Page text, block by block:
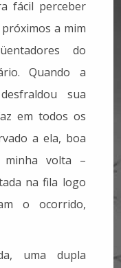
fácil perceber
a mim
do
Quando a
sua
em todos os
a ela, boa
volta –
na fila logo
o ocorrido,
uma dupla